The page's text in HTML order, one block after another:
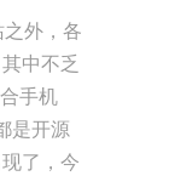
外，各
中不乏
手机
是开源
了，今